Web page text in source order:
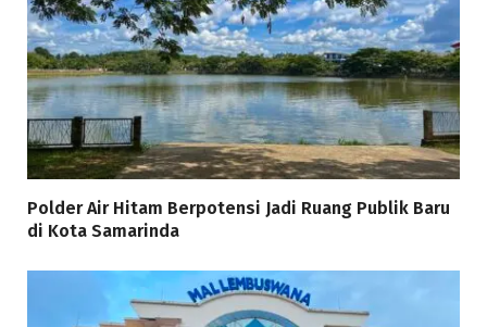
Polder Air Hitam Berpotensi Jadi Ruang Publik Baru
di Kota Samarinda